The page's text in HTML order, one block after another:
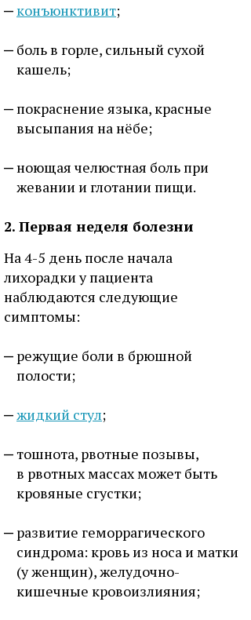
конъюнктивит;
боль в горле, сильный сухой
кашель;
покраснение языка, красные
высыпания на нёбе;
ноющая челюстная боль при
жевании и глотании пищи.
2. Первая неделя болезни
На 4-5 день после начала
лихорадки у пациента
наблюдаются следующие
симптомы:
режущие боли в брюшной
полости;
жидкий стул;
тошнота, рвотные позывы,
в рвотных массах может быть
кровяные сгустки;
развитие геморрагического
синдрома: кровь из носа и матки
(у женщин), желудочно-
кишечные кровоизлияния;